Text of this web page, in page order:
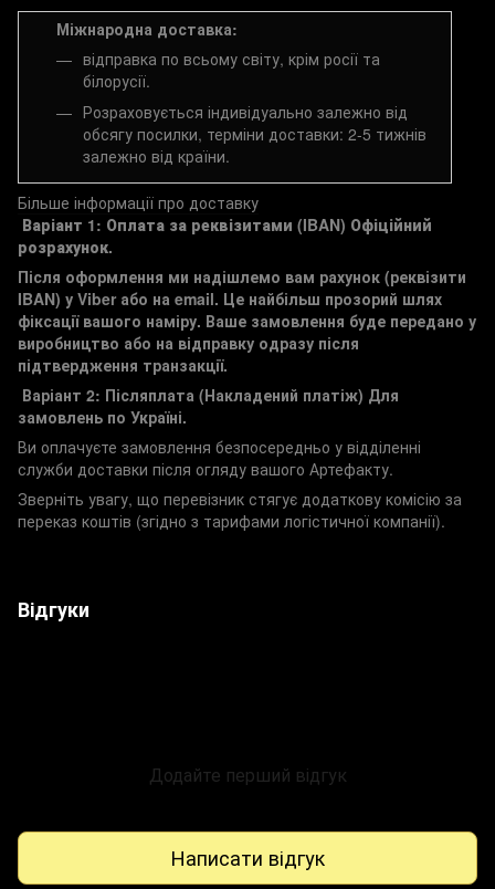
Міжнародна доставка:
відправка по всьому світу, крім росії та
білорусії.
Розраховується індивідуально залежно від
обсягу посилки, терміни доставки: 2-5 тижнів
залежно від країни.
Більше інформації про доставку
Варіант 1: Оплата за реквізитами (IBAN) Офіційний
розрахунок.
Після оформлення ми надішлемо вам рахунок (реквізити
IBAN) у Viber або на email. Це найбільш прозорий шлях
фіксації вашого наміру. Ваше замовлення буде передано у
виробництво або на відправку одразу після
підтвердження транзакції.
Варіант 2: Післяплата (Накладений платіж) Для
замовлень по Україні.
Ви оплачуєте замовлення безпосередньо у відділенні
служби доставки після огляду вашого Артефакту.
Зверніть увагу, що перевізник стягує додаткову комісію за
переказ коштів (згідно з тарифами логістичної компанії).
Відгуки
Додайте перший відгук
Написати відгук